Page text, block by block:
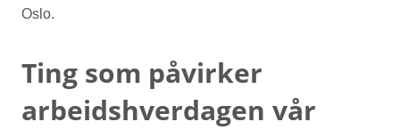
Oslo.
Ting som påvirker
arbeidshverdagen vår